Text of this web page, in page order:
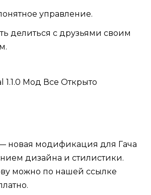
управление.
делиться с друзьями своим
новая модификация для Гача
дизайна и стилистики.
можно по нашей ссылке